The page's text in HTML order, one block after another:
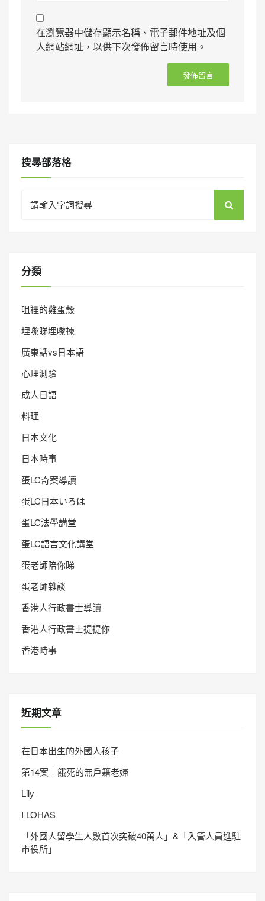
在瀏覽器中儲存顯示名稱、電子郵件地址及個
人網站網址，以供下次發佈留言時使用。
搜㝷部落格
for:
分類
咀裡的雞蛋殼
埋嚟睇埋嚟揀
廣東話vs日本語
心理測驗
成人日語
料理
日本文化
日本時事
蛋LC奇案導讀
蛋LC日本いろは
蛋LC法學講堂
蛋LC語言文化講堂
蛋老師陪你睇
蛋老師雜談
香港人行政書士導讀
香港人行政書士提提你
香港時事
近期文章
在日本出生的外國人孩子
第14案｜餓死的無戶籍老婦
Lily
I LOHAS
「外國人留學生人數首次突破40萬人」&「入管人員進駐
市役所」